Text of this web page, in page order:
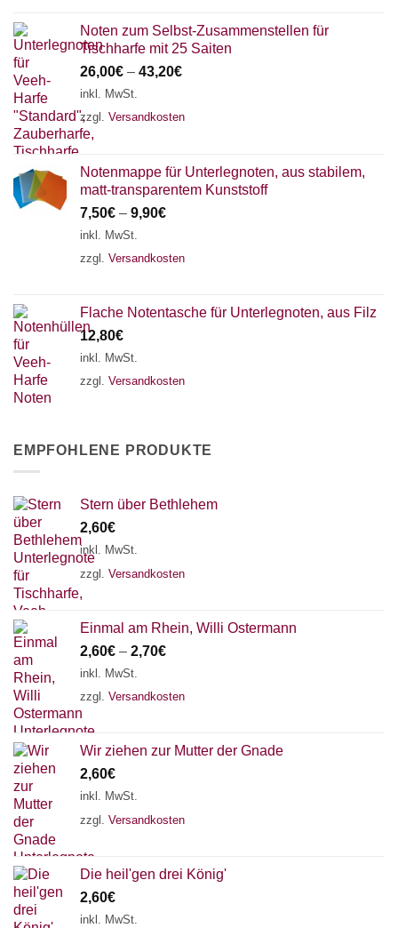
Noten zum Selbst-Zusammenstellen für
Tischharfe mit 25 Saiten
26,00€ – 43,20€
inkl. MwSt.
zzgl. Versandkosten
Notenmappe für Unterlegnoten, aus stabilem,
matt-transparentem Kunststoff
7,50€ – 9,90€
inkl. MwSt.
zzgl. Versandkosten
Flache Notentasche für Unterlegnoten, aus Filz
12,80€
inkl. MwSt.
zzgl. Versandkosten
EMPFOHLENE PRODUKTE
Stern über Bethlehem
2,60€
inkl. MwSt.
zzgl. Versandkosten
Einmal am Rhein, Willi Ostermann
2,60€ – 2,70€
inkl. MwSt.
zzgl. Versandkosten
Wir ziehen zur Mutter der Gnade
2,60€
inkl. MwSt.
zzgl. Versandkosten
Die heil'gen drei König'
2,60€
inkl. MwSt.